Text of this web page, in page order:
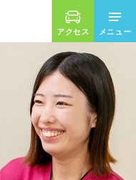
アクセス